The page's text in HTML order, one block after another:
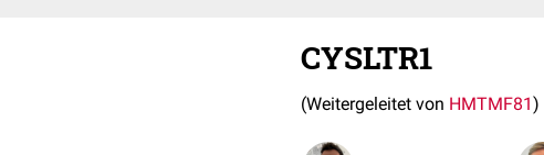
CYSLTR1
(Weitergeleitet von HMTMF81)